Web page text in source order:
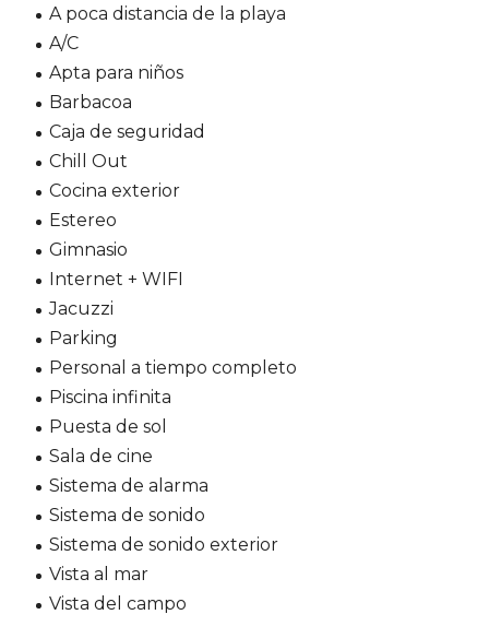
A poca distancia de la playa
A/C
Apta para niños
Barbacoa
Caja de seguridad
Chill Out
Cocina exterior
Estereo
Gimnasio
Internet + WIFI
Jacuzzi
Parking
Personal a tiempo completo
Piscina infinita
Puesta de sol
Sala de cine
Sistema de alarma
Sistema de sonido
Sistema de sonido exterior
Vista al mar
Vista del campo